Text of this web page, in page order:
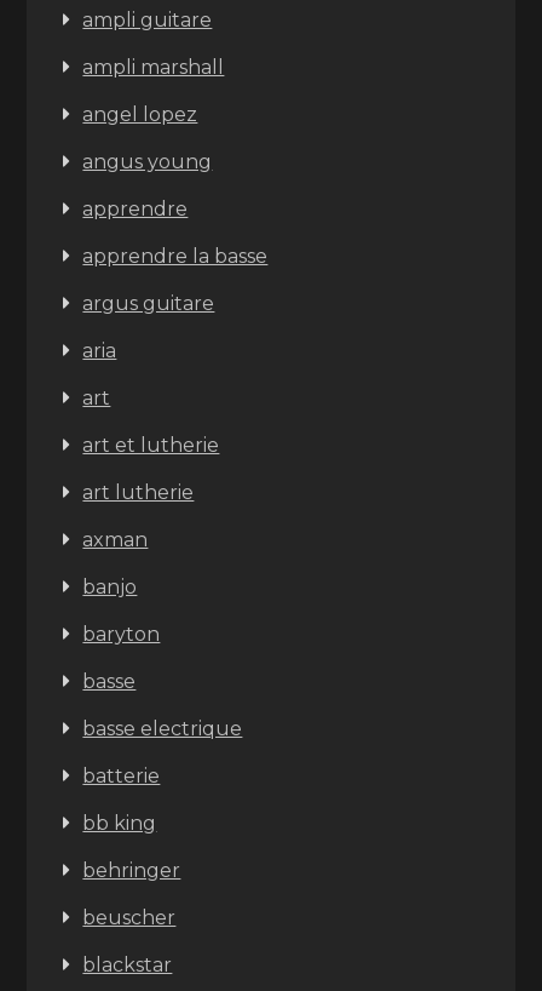
ampli guitare
ampli marshall
angel lopez
angus young
apprendre
apprendre la basse
argus guitare
aria
art
art et lutherie
art lutherie
axman
banjo
baryton
basse
basse electrique
batterie
bb king
behringer
beuscher
blackstar